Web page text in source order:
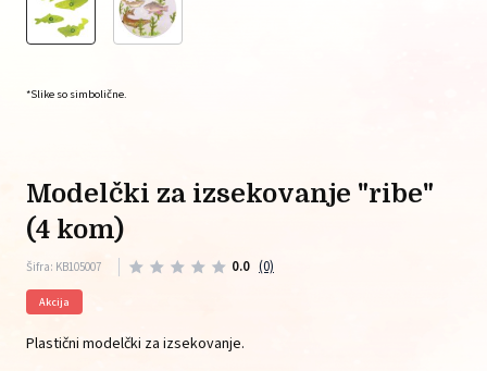
*Slike so simbolične.
modelčki za izsekovanje "ribe"
(4 kom)
Šifra: KB105007 0.0 (0)
Akcija
Plastični modelčki za izsekovanje.